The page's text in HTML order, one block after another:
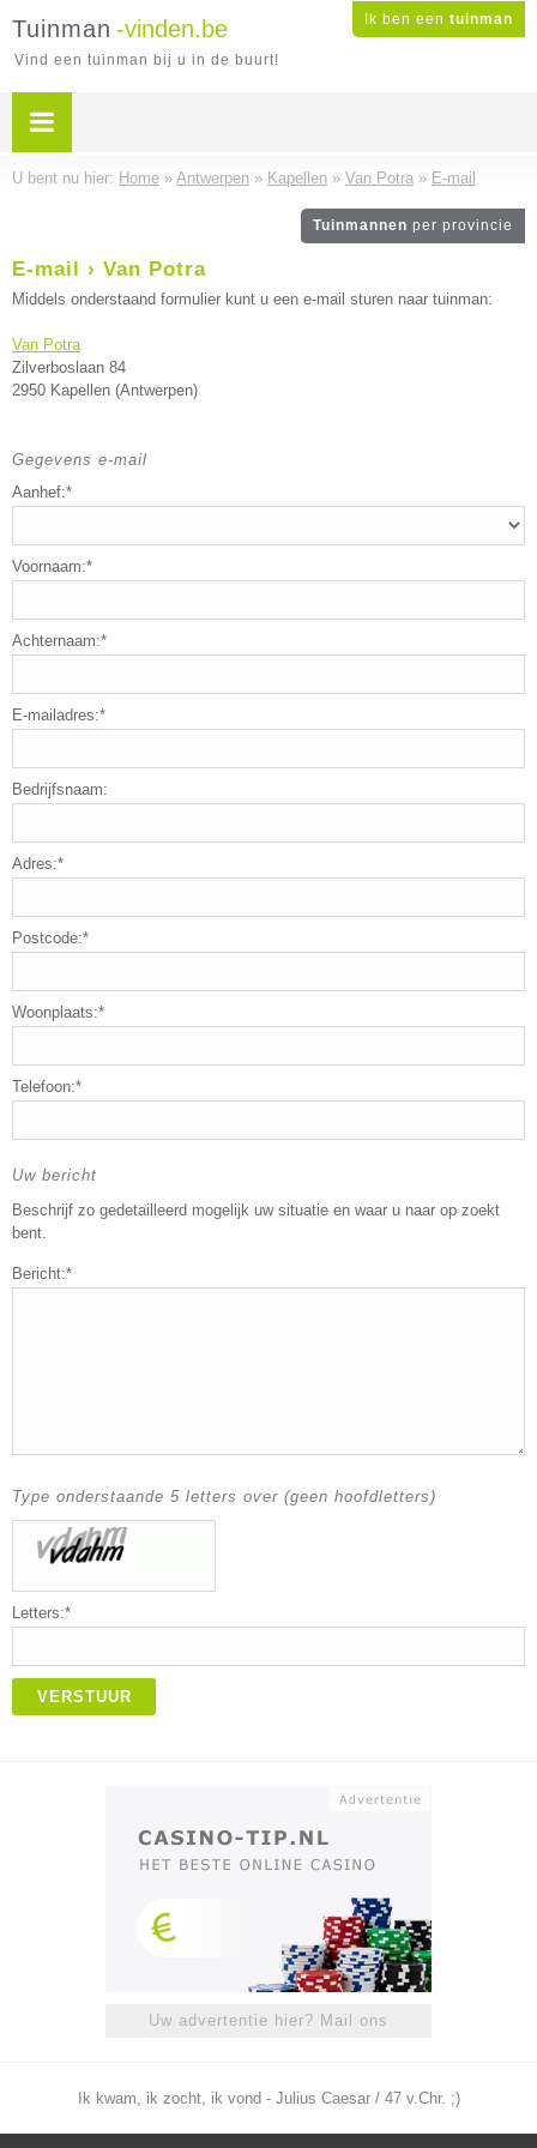
Ik ben een tuinman
Tuinman -vinden.be
Vind een tuinman bij u in de buurt!
U bent nu hier: Home » Antwerpen » Kapellen » Van Potra » E-mail
Tuinmannen per provincie
E-mail › Van Potra
Middels onderstaand formulier kunt u een e-mail sturen naar tuinman:
Van Potra
Zilverboslaan 84
2950 Kapellen (Antwerpen)
Gegevens e-mail
Aanhef:*
Voornaam:*
Achternaam:*
E-mailadres:*
Bedrijfsnaam:
Adres:*
Postcode:*
Woonplaats:*
Telefoon:*
Uw bericht
Beschrijf zo gedetailleerd mogelijk uw situatie en waar u naar op zoekt
bent.
Bericht:*
Type onderstaande 5 letters over (geen hoofdletters)
Letters:*
VERSTUUR
Uw advertentie hier? Mail ons
Ik kwam, ik zocht, ik vond - Julius Caesar / 47 v.Chr. ;)